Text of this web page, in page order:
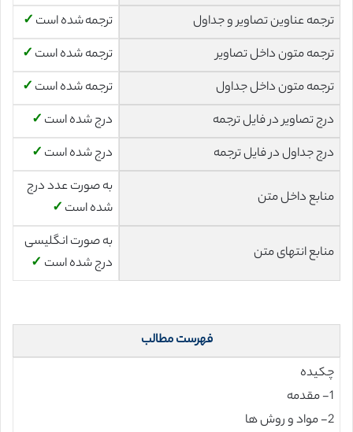
ترجمه عناوین تصاویر و جداول
ترجمه شده است ✓
ترجمه متون داخل تصاویر
ترجمه شده است ✓
ترجمه متون داخل جداول
ترجمه شده است ✓
درج تصاویر در فایل ترجمه
درج شده است ✓
درج جداول در فایل ترجمه
درج شده است ✓
منابع داخل متن
به صورت عدد درج
شده است ✓
منابع انتهای متن
به صورت انگلیسی
درج شده است ✓
فهرست مطالب
چکیده
1- مقدمه
2- مواد و روش ها